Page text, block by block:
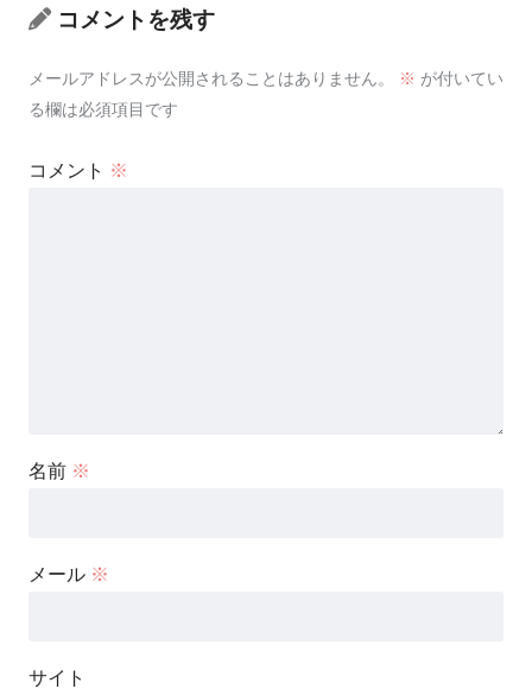
コメントを残す
メールアドレスが公開されることはありません。 ※ が付いてい
る欄は必須項目です
コメント ※
名前 ※
メール ※
サイト